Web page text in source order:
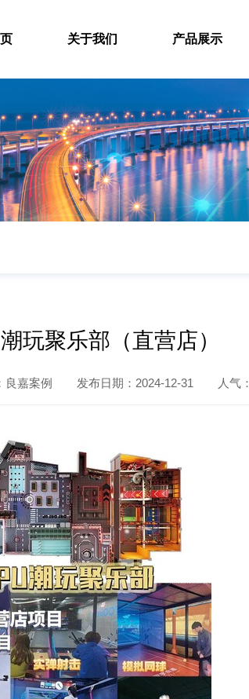
关于我们 产品展示
玩聚乐部（直营店）
良嘉案例 发布日期：2024-12-31 人气：